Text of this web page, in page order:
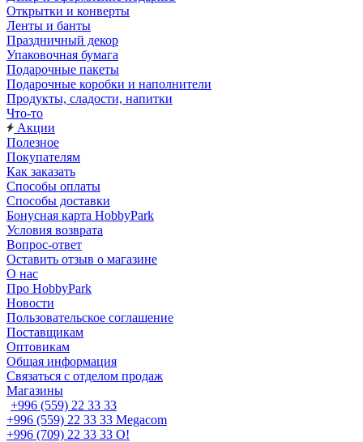
Открытки и конверты
Ленты и банты
Праздничный декор
Упаковочная бумага
Подарочные пакеты
Подарочные коробки и наполнители
Продукты, сладости, напитки
Что-то
Акции
Полезное
Покупателям
Как заказать
Способы оплаты
Способы доставки
Бонусная карта HobbyPark
Условия возврата
Вопрос-ответ
Оставить отзыв о магазине
О нас
Про HobbyPark
Новости
Пользовательское соглашение
Поставщикам
Оптовикам
Общая информация
Связаться с отделом продаж
Магазины
+996 (559) 22 33 33
+996 (559) 22 33 33 Megacom
+996 (709) 22 33 33 O!